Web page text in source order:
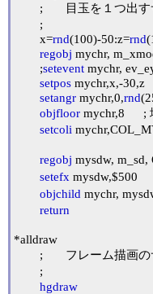
	x=
rnd(100)-50:z=rnd
regobj mychr,
	;
setevent mychr,
setpos mychr,x,-30,z
setangr mychr,0,rnd
objfloor mychr,8	; 地面からのオフセット値を指定する
setcoli
regobj mysdw, m_sd,
setefx mysdw,$500		; 半透明(色減算)の指定
objchild mychr, mysdw		; 目玉の子供として影
return
*alldraw
hgdraw